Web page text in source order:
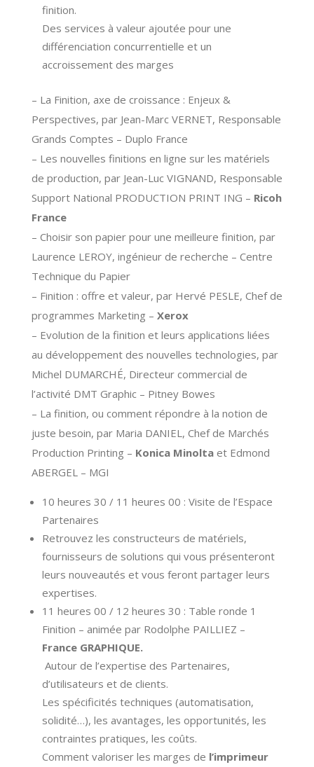
finition.
Des services à valeur ajoutée pour une
différenciation concurrentielle et un
accroissement des marges
– La Finition, axe de croissance : Enjeux &
Perspectives, par Jean-Marc VERNET, Responsable
Grands Comptes – Duplo France
– Les nouvelles finitions en ligne sur les matériels
de production, par Jean-Luc VIGNAND, Responsable
Support National PRODUCTION PRINT ING – Ricoh
France
– Choisir son papier pour une meilleure finition, par
Laurence LEROY, ingénieur de recherche – Centre
Technique du Papier
– Finition : offre et valeur, par Hervé PESLE, Chef de
programmes Marketing – Xerox
– Evolution de la finition et leurs applications liées
au développement des nouvelles technologies, par
Michel DUMARCHÉ, Directeur commercial de
l’activité DMT Graphic – Pitney Bowes
– La finition, ou comment répondre à la notion de
juste besoin, par Maria DANIEL, Chef de Marchés
Production Printing – Konica Minolta et Edmond
ABERGEL – MGI
10 heures 30 / 11 heures 00 : Visite de l’Espace
Partenaires
Retrouvez les constructeurs de matériels,
fournisseurs de solutions qui vous présenteront
leurs nouveautés et vous feront partager leurs
expertises.
11 heures 00 / 12 heures 30 : Table ronde 1
Finition – animée par Rodolphe PAILLIEZ –
France GRAPHIQUE.
Autour de l’expertise des Partenaires,
d’utilisateurs et de clients.
Les spécificités techniques (automatisation,
solidité…), les avantages, les opportunités, les
contraintes pratiques, les coûts.
Comment valoriser les marges de l’imprimeur